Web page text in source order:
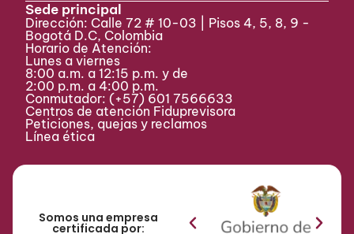
Sede principal
Dirección: Calle 72 # 10-03 | Pisos 4, 5, 8, 9 -
Bogotá D.C, Colombia
Horario de Atención:
Lunes a viernes
8:00 a.m. a 12:15 p.m. y de
2:00 p.m. a 4:00 p.m.
Conmutador: (+57) 601 7566633
Centros de atención Fiduprevisora
Peticiones, quejas y reclamos
Línea ética
Somos una empresa
certificada por: